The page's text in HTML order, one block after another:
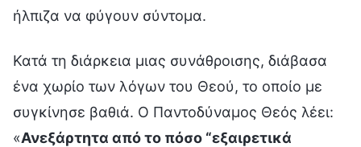
ήλπιζα να φύγουν σύντομα.
Κατά τη διάρκεια μιας συνάθροισης, διάβασα
ένα χωρίο των λόγων του Θεού, το οποίο με
συγκίνησε βαθιά. Ο Παντοδύναμος Θεός λέει:
«Ανεξάρτητα από το πόσο “εξαιρετικά